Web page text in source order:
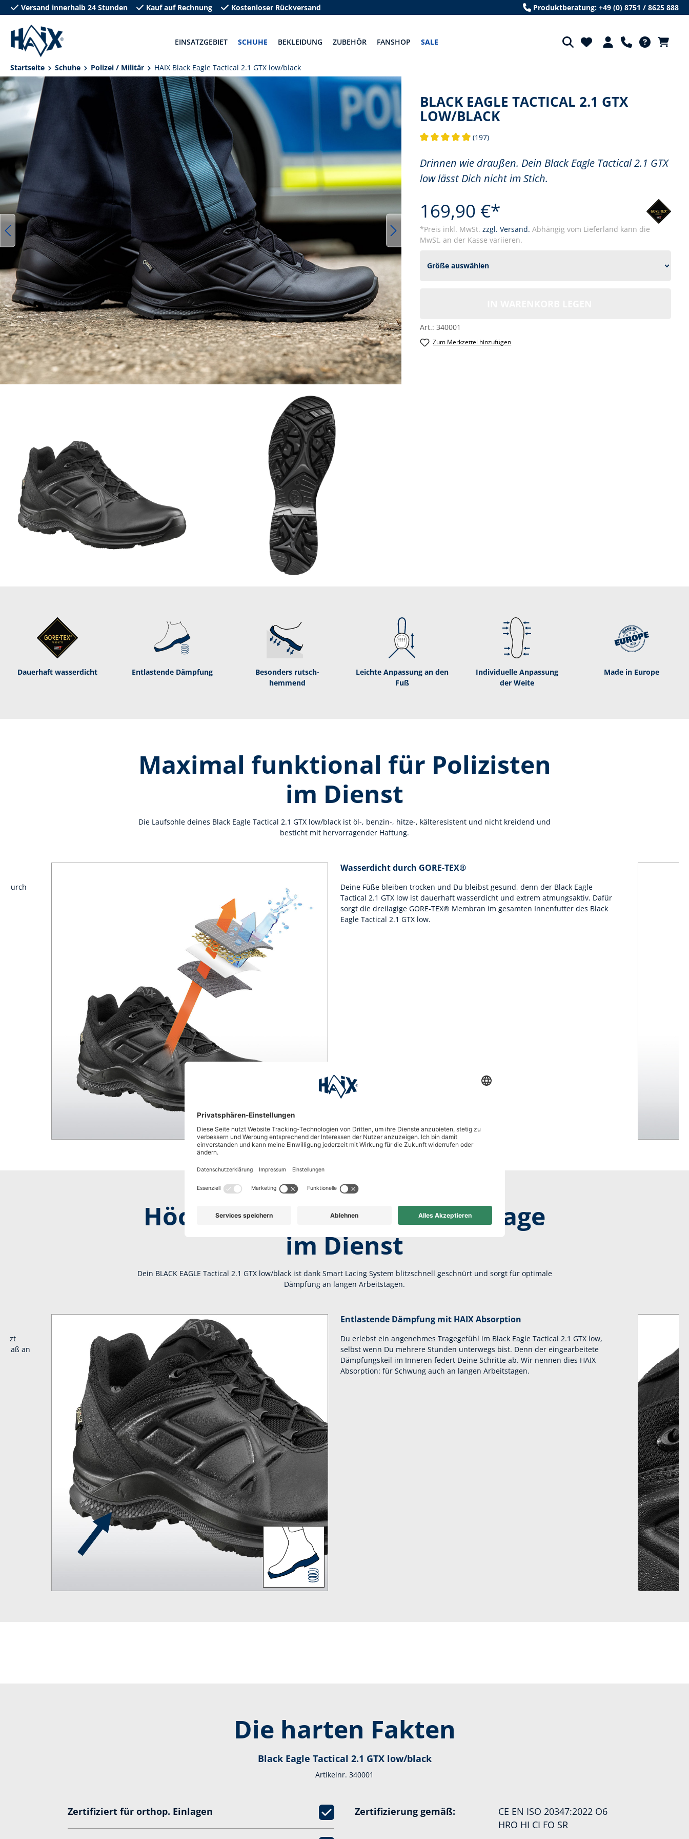
Zur Hauptnavigation springen
Versand innerhalb 24 Stunden Kauf auf Rechnung Kostenloser Rückversand Produktberatung: +49 (0) 8751 / 8625 888
EINSATZGEBIET SCHUHE BEKLEIDUNG ZUBEHÖR FANSHOP SALE
Startseite Schuhe Polizei / Militär
HAIX Black Eagle Tactical 2.1 GTX low/black
Bildergalerie überspringen
BLACK EAGLE TACTICAL 2.1 GTX
LOW/BLACK
(197)
Drinnen wie draußen. Dein Black Eagle Tactical 2.1 GTX
low lässt Dich nicht im Stich.
169,90 €*
*Preis inkl. MwSt. zzgl. Versand. Abhängig vom Lieferland kann die
MwSt. an der Kasse variieren.
Art.: 340001
Zum Merkzettel hinzufügen
Dauerhaft was­ser­dicht Entlastende Dämpf­ung
Besonders rutsch­
hemmend
Leichte Anpassung an den
Fuß
Individuelle Anpassung
der Weite
Made in Europe
Maximal funktional für Polizisten
im Dienst
Die Laufsohle deines Black Eagle Tactical 2.1 GTX low/black ist öl-, benzin-, hitze-, kälteresistent und nicht kreidend und
besticht mit hervorragender Haftung.
durch
Wasserdicht durch GORE-TEX®
Deine Füße bleiben trocken und Du bleibst gesund, denn der Black Eagle
Tactical 2.1 GTX low ist dauerhaft wasserdicht und extrem atmungsaktiv. Dafür
sorgt die dreilagige GORE-TEX® Membran im gesamten Innenfutter des Black
Eagle Tactical 2.1 GTX low.
Höchster Komfort für lange Tage
im Dienst
Dein BLACK EAGLE Tactical 2.1 GTX low/black ist dank Smart Lacing System blitzschnell geschnürt und sorgt für optimale
Dämpfung an langen Arbeitstagen.
sitzt
an
Entlastende Dämpfung mit HAIX Absorption
Du erlebst ein angenehmes Tragegefühl im Black Eagle Tactical 2.1 GTX low,
selbst wenn Du mehrere Stunden unterwegs bist. Denn der eingearbeitete
Dämpfungskeil im Inneren federt Deine Schritte ab. Wir nennen dies HAIX
Absorption: für Schwung auch an langen Arbeitstagen.
Die harten Fakten
Black Eagle Tactical 2.1 GTX low/black
Artikelnr. 340001
Zertifiziert für orthop. Einlagen Zertifizierung gemäß:
CE EN ISO 20347:2022 O6
HRO HI CI FO SR